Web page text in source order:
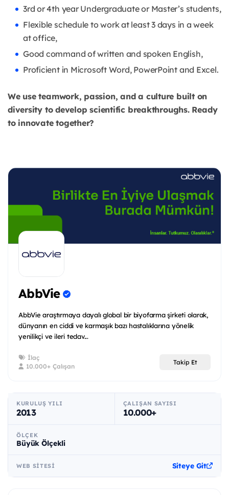
3rd or 4th year Undergraduate or Master’s students,
Flexible schedule to work at least 3 days in a week
at office,
Good command of written and spoken English,
Proficient in Microsoft Word, PowerPoint and Excel.
We use teamwork, passion, and a culture built on
diversity to develop scientific breakthroughs. Ready
to innovate together?
AbbVie
AbbVie araştırmaya dayalı global bir biyofarma şirketi olarak,
dünyanın en ciddi ve karmaşık bazı hastalıklarına yönelik
yenilikçi ve ileri tedav...
İlaç
10.000+ Çalışan
Takip Et
KURULUŞ YILI
2013
ÇALIŞAN SAYISI
10.000+
ÖLÇEK
Büyük Ölçekli
WEB SITESI Siteye Git